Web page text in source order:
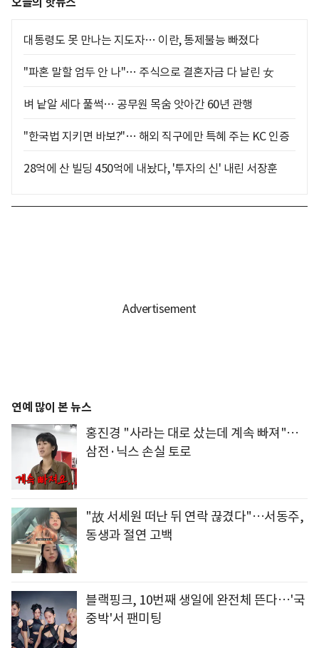
대통령도 못 만나는 지도자… 이란, 통제불능 빠졌다
"파혼 말할 엄두 안 나"… 주식으로 결혼자금 다 날린 女
벼 낱알 세다 풀썩… 공무원 목숨 앗아간 60년 관행
"한국법 지키면 바보?"… 해외 직구에만 특혜 주는 KC 인증
28억에 산 빌딩 450억에 내놨다, '투자의 신' 내린 서장훈
연예 많이 본 뉴스
홍진경 "사라는 대로 샀는데 계속 빠져"…
삼전·닉스 손실 토로
"故 서세원 떠난 뒤 연락 끊겼다"…서동주,
동생과 절연 고백
블랙핑크, 10번째 생일에 완전체 뜬다…'국
중박'서 팬미팅